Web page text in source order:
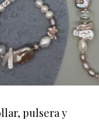
pulsera y